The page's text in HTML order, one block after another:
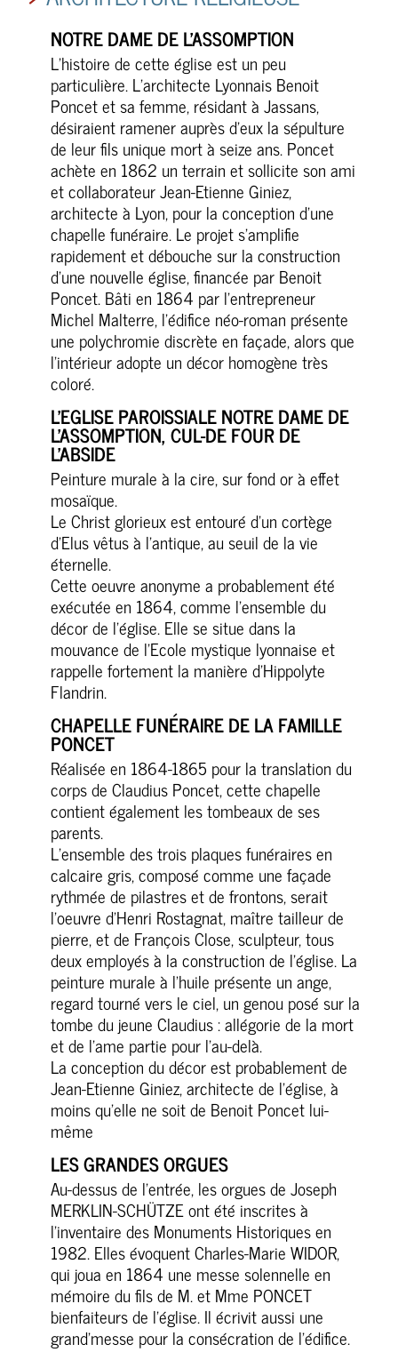
Votre
mairie
vous
accueille
du mois
de 10h à
12h
(Fermé le
samedi
1er août)
Urbanisme
ouvert
uniquement
le lundi,
mardi et
jeudi sur
rdv
CONTACTEZ-NOUS
NOTRE DAME DE L’ASSOMPTION
L’histoire de cette église est un peu
particulière. L’architecte Lyonnais Benoit
Poncet et sa femme, résidant à Jassans,
désiraient ramener auprès d’eux la sépulture
de leur fils unique mort à seize ans. Poncet
achète en 1862 un terrain et sollicite son ami
et collaborateur Jean-Etienne Giniez,
architecte à Lyon, pour la conception d’une
chapelle funéraire. Le projet s’amplifie
rapidement et débouche sur la construction
d’une nouvelle église, financée par Benoit
Poncet. Bâti en 1864 par l’entrepreneur
Michel Malterre, l’édifice néo-roman présente
une polychromie discrète en façade, alors que
l’intérieur adopte un décor homogène très
coloré.
L’EGLISE PAROISSIALE NOTRE DAME DE
L’ASSOMPTION, CUL-DE FOUR DE
L’ABSIDE
Peinture murale à la cire, sur fond or à effet
mosaïque.
Le Christ glorieux est entouré d’un cortège
d’Elus vêtus à l’antique, au seuil de la vie
éternelle.
Cette oeuvre anonyme a probablement été
exécutée en 1864, comme l’ensemble du
décor de l’église. Elle se situe dans la
mouvance de l’Ecole mystique lyonnaise et
rappelle fortement la manière d’Hippolyte
Flandrin.
CHAPELLE FUNÉRAIRE DE LA FAMILLE
PONCET
Réalisée en 1864-1865 pour la translation du
corps de Claudius Poncet, cette chapelle
contient également les tombeaux de ses
parents.
L’ensemble des trois plaques funéraires en
calcaire gris, composé comme une façade
rythmée de pilastres et de frontons, serait
l’oeuvre d’Henri Rostagnat, maître tailleur de
pierre, et de François Close, sculpteur, tous
deux employés à la construction de l’église. La
peinture murale à l’huile présente un ange,
regard tourné vers le ciel, un genou posé sur la
tombe du jeune Claudius : allégorie de la mort
et de l’ame partie pour l’au-delà.
La conception du décor est probablement de
Jean-Etienne Giniez, architecte de l’église, à
moins qu’elle ne soit de Benoit Poncet lui-
même
LES GRANDES ORGUES
Au-dessus de l’entrée, les orgues de Joseph
MERKLIN-SCHÜTZE ont été inscrites à
l’inventaire des Monuments Historiques en
1982. Elles évoquent Charles-Marie WIDOR,
qui joua en 1864 une messe solennelle en
mémoire du fils de M. et Mme PONCET
bienfaiteurs de l’église. Il écrivit aussi une
grand’messe pour la consécration de l’édifice.